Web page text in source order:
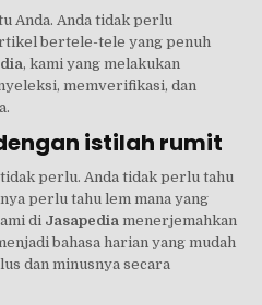
Anda. Anda tidak perlu
bertele-tele yang penuh
, kami yang melakukan
memverifikasi, dan
istilah rumit
perlu. Anda tidak perlu tahu
perlu tahu lem mana yang
di Jasapedia menerjemahkan
bahasa harian yang mudah
dan minusnya secara